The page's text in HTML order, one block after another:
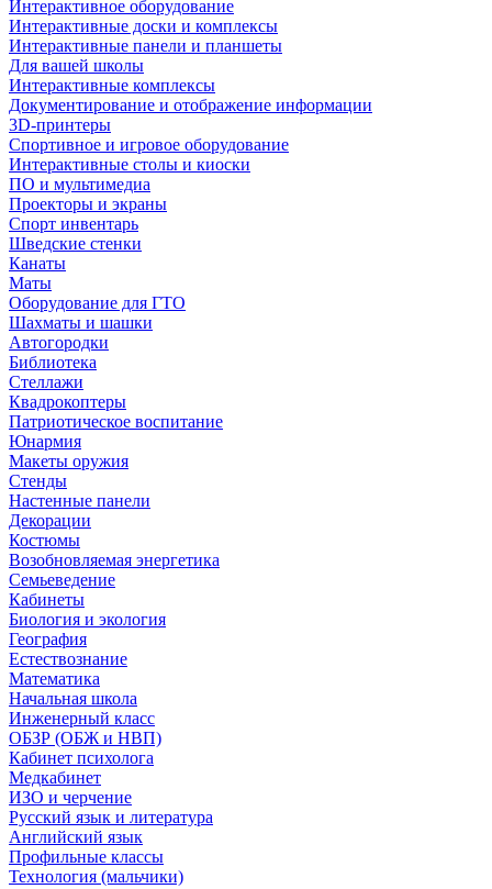
Интерактивное оборудование
Интерактивные доски и комплексы
Интерактивные панели и планшеты
Для вашей школы
Интерактивные комплексы
Документирование и отображение информации
3D-принтеры
Спортивное и игровое оборудование
Интерактивные столы и киоски
ПО и мультимедиа
Проекторы и экраны
Спорт инвентарь
Шведские стенки
Канаты
Маты
Оборудование для ГТО
Шахматы и шашки
Автогородки
Библиотека
Стеллажи
Квадрокоптеры
Патриотическое воспитание
Юнармия
Макеты оружия
Стенды
Настенные панели
Декорации
Костюмы
Возобновляемая энергетика
Семьеведение
Кабинеты
Биология и экология
География
Естествознание
Математика
Начальная школа
Инженерный класс
ОБЗР (ОБЖ и НВП)
Кабинет психолога
Медкабинет
ИЗО и черчение
Русский язык и литература
Английский язык
Профильные классы
Технология (мальчики)